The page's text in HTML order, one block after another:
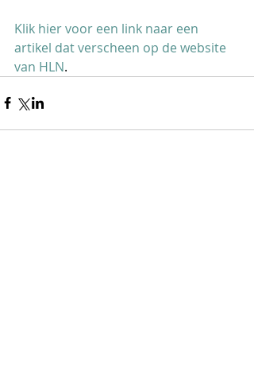
Klik hier voor een link naar een
artikel dat verscheen op de website
van HLN.